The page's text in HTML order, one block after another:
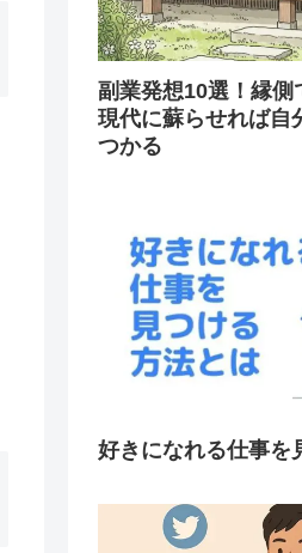
副業発想10選！縁側
現代に蘇らせれば自
つかる
好きになれる仕事を